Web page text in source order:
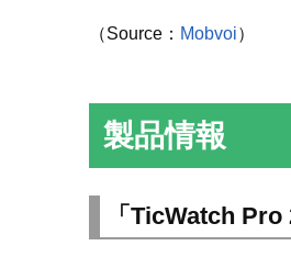
（Source： Mobvoi）
製品情報
「TicWatch